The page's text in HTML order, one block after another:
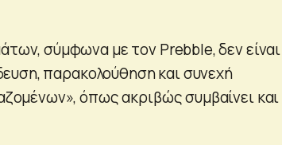
σύμφωνα με τον Prebble, δεν είναι
παρακολούθηση και συνεχή
όπως ακριβώς συμβαίνει και